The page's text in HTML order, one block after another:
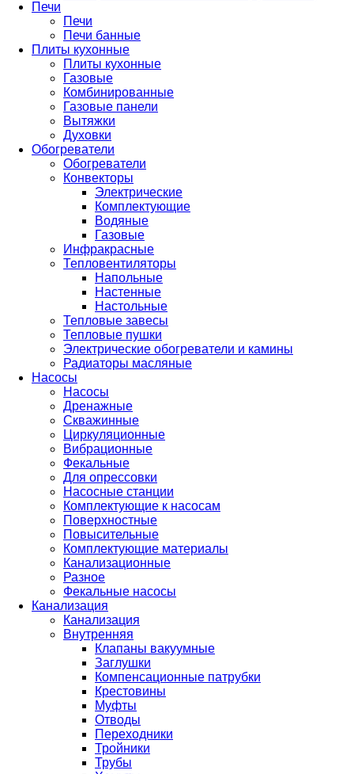
Печи
Печи
Печи банные
Плиты кухонные
Плиты кухонные
Газовые
Комбинированные
Газовые панели
Вытяжки
Духовки
Обогреватели
Обогреватели
Конвекторы
Электрические
Комплектующие
Водяные
Газовые
Инфракрасные
Тепловентиляторы
Напольные
Настенные
Настольные
Тепловые завесы
Тепловые пушки
Электрические обогреватели и камины
Радиаторы масляные
Насосы
Насосы
Дренажные
Скважинные
Циркуляционные
Вибрационные
Фекальные
Для опрессовки
Насосные станции
Комплектующие к насосам
Поверхностные
Повысительные
Комплектующие материалы
Канализационные
Разное
Фекальные насосы
Канализация
Канализация
Внутренняя
Клапаны вакуумные
Заглушки
Компенсационные патрубки
Крестовины
Муфты
Отводы
Переходники
Тройники
Трубы